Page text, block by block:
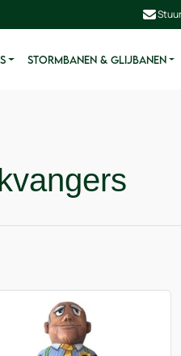
STORMBANEN & GLIJBANEN